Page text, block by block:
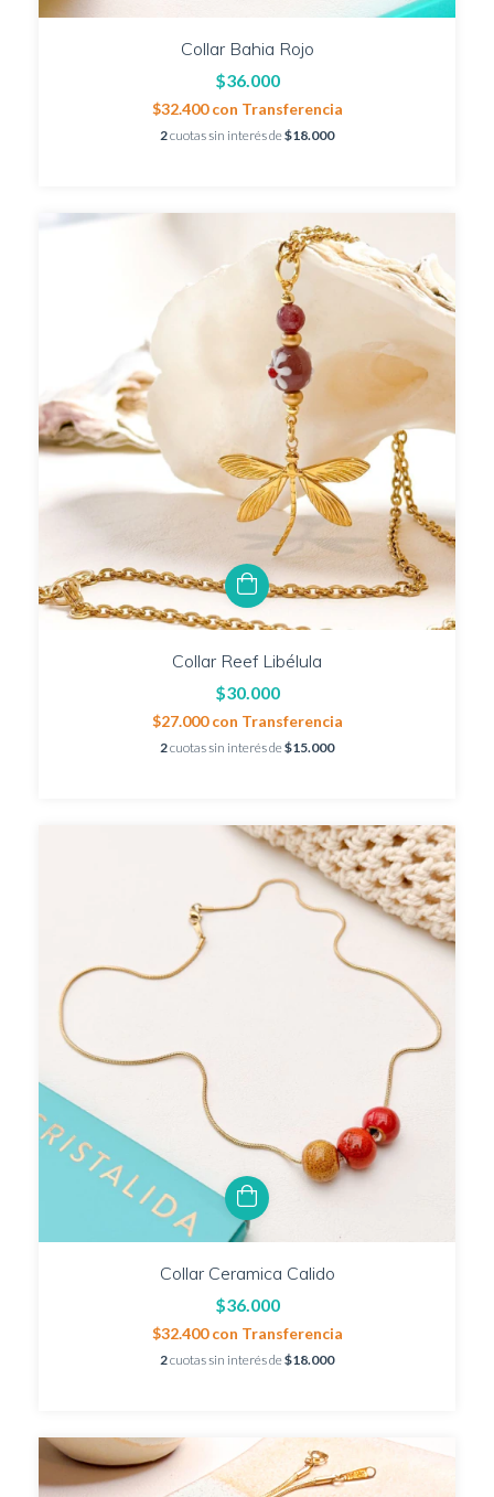
Collar Bahia Rojo
$36.000
$32.400con Transferencia
2cuotas sin interés de$18.000
Collar Reef Libélula
$30.000
$27.000con Transferencia
2cuotas sin interés de$15.000
Collar Ceramica Calido
$36.000
$32.400con Transferencia
2cuotas sin interés de$18.000